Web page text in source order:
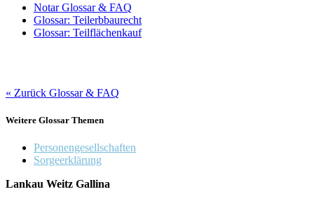
Notar Glossar & FAQ
Glossar: Teilerbbaurecht
Glossar: Teilflächenkauf
« Zurück Glossar & FAQ
Weitere Glossar Themen
Personengesellschaften
Sorgeerklärung
Lankau Weitz Gallina